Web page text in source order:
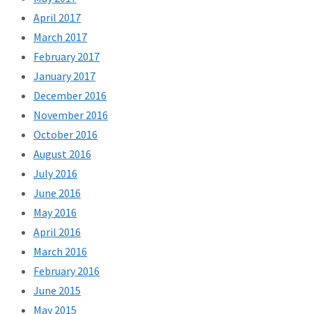
April 2017
March 2017
February 2017
January 2017
December 2016
November 2016
October 2016
August 2016
July 2016
June 2016
May 2016
April 2016
March 2016
February 2016
June 2015
May 2015